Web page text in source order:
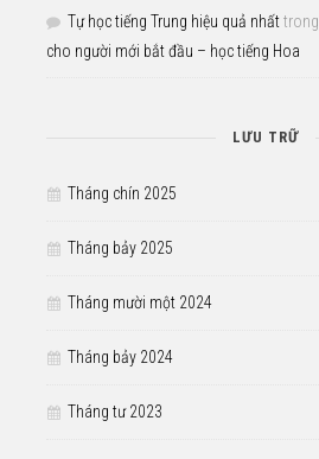
Tự học tiếng Trung hiệu quả nhấttrong
cho người mới bắt đầu – học tiếng Hoa
LƯU TRỮ
Tháng chín 2025
Tháng bảy 2025
Tháng mười một 2024
Tháng bảy 2024
Tháng tư 2023